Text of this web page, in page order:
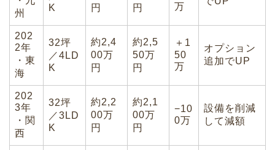
州
K
円
円
万
202
2年
・東
海
32坪
／4LD
K
約2,4
00万
円
約2,5
50万
円
＋1
50
万
オプション
追加でUP
202
3年
・関
西
32坪
／3LD
K
約2,2
00万
円
約2,1
00万
円
−10
0万
設備を削減
して減額